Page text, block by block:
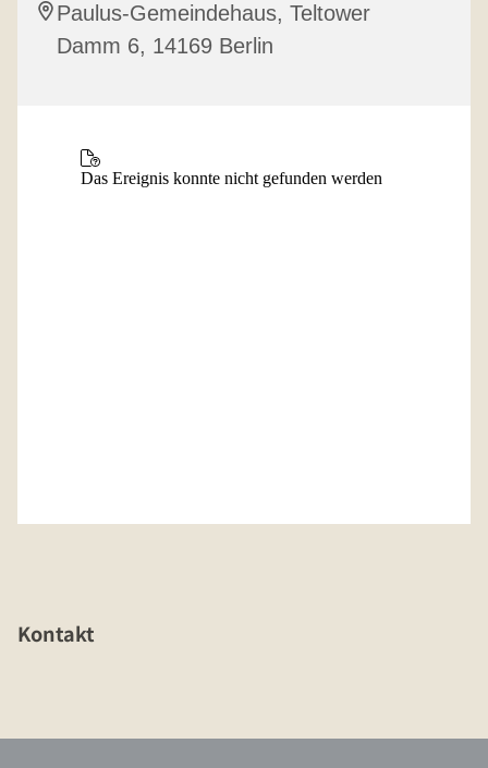
Paulus-Gemeindehaus, Teltower
Damm 6, 14169 Berlin
Kontakt